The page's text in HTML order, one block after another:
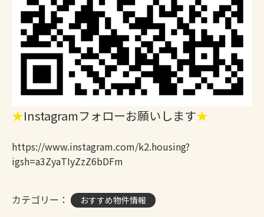
★Instagramフォローお願いします★
https://www.instagram.com/k2.housing?
igsh=a3ZyaTIyZzZ6bDFm
カテゴリー： おすすめ物件情報